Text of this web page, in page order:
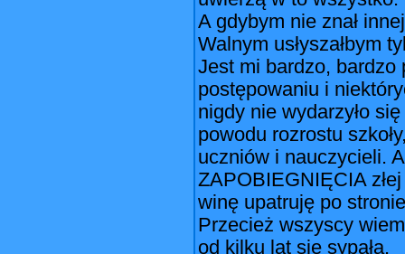
A gdybym nie znał
Walnym usłyszałbym
Jest mi bardzo, bardzo
postępowaniu i
nigdy nie wydarzyło
powodu rozrostu
uczniów i nauczycieli.
ZAPOBIEGNIĘCIA
winę upatruję po
Przecież wszyscy
od kilku lat się sypała.